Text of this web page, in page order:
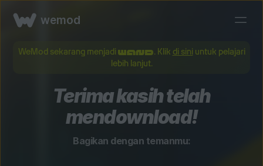
wemod
WeMod sekarang menjadi . Klik di sini untuk pelajari
lebih lanjut.
Terima kasih telah
mendownload!
Bagikan dengan temanmu: